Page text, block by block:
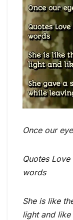
Once our
Quotes
words
She is like
light and like